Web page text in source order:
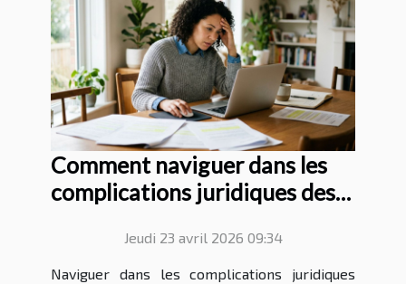
Comment naviguer dans les
complications juridiques des
Jeudi 23 avril 2026 09:34
Naviguer dans les complications juridiques